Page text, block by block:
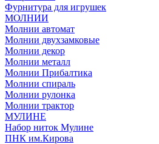
Фурнитура для игрушек
МОЛНИИ
Молнии автомат
Молнии двухзамковые
Молнии декор
Молнии металл
Молнии Прибалтика
Молнии спираль
Молнии рулонка
Молнии трактор
МУЛИНЕ
Набор ниток Мулине
ПНК им.Кирова